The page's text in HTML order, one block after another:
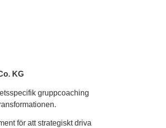
KG
gruppcoaching
för att strategiskt driva